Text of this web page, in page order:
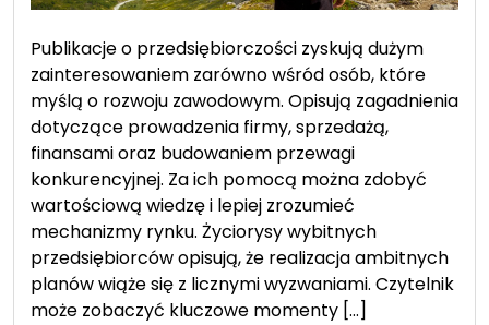
Publikacje o przedsiębiorczości zyskują dużym
zainteresowaniem zarówno wśród osób, które
myślą o rozwoju zawodowym. Opisują zagadnienia
dotyczące prowadzenia firmy, sprzedażą,
finansami oraz budowaniem przewagi
konkurencyjnej. Za ich pomocą można zdobyć
wartościową wiedzę i lepiej zrozumieć
mechanizmy rynku. Życiorysy wybitnych
przedsiębiorców opisują, że realizacja ambitnych
planów wiąże się z licznymi wyzwaniami. Czytelnik
może zobaczyć kluczowe momenty […]